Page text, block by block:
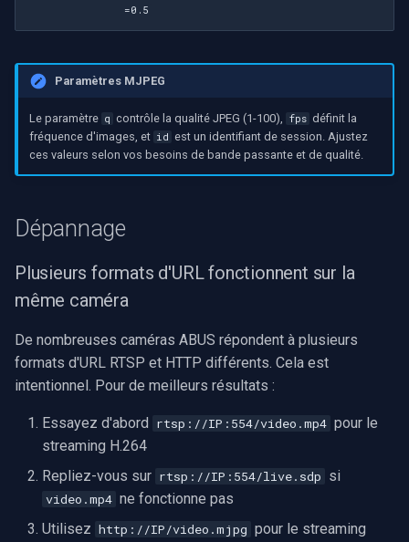
=0.5
Paramètres MJPEG
Le paramètre q contrôle la qualité JPEG (1-100), fps définit la
fréquence d'images, et id est un identifiant de session. Ajustez
ces valeurs selon vos besoins de bande passante et de qualité.
Dépannage
Plusieurs formats d'URL fonctionnent sur la
même caméra
De nombreuses caméras ABUS répondent à plusieurs
formats d'URL RTSP et HTTP différents. Cela est
intentionnel. Pour de meilleurs résultats :
Essayez d'abord rtsp://IP:554/video.mp4 pour le
streaming H.264
Repliez-vous sur rtsp://IP:554/live.sdp si
video.mp4 ne fonctionne pas
Utilisez http://IP/video.mjpg pour le streaming